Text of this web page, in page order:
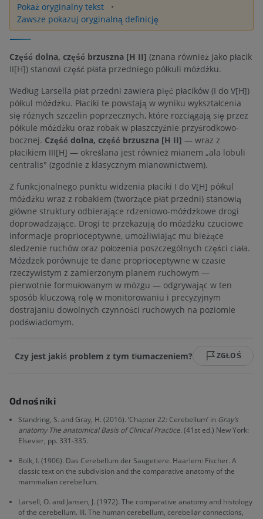
Pokaż oryginalny tekst
Zawsze pokazuj oryginalną definicję
Część dolna, część brzuszna [H II] (znana również jako płacik
II[H]) stanowi część płata przedniego półkuli móżdżku.
Według Larsella płat przedni zawiera pięć płacików (I do V[H])
półkul móżdżku. Płaciki te powstają w wyniku wykształcenia
się różnych szczelin poprzecznych, które rozciągają się przez
półkule móżdżku oraz robak w płaszczyźnie przyśrodkowo-
bocznej. Część dolna, część brzuszna [H II] — wraz z
płacikiem III[H] — określana jest również mianem „ala lobuli
centralis" (zgodnie z klasycznym mianownictwem).
Z funkcjonalnego punktu widzenia płaciki I do V[H] półkul
móżdżku wraz z robakiem (tworzące płat przedni) stanowią
główne struktury odbierające rdzeniowo-móżdżkowe drogi
doprowadzające. Drogi te przekazują do móżdżku czuciowe
informacje proprioceptywne, umożliwiając mu bieżące
śledzenie ruchów oraz położenia poszczególnych części ciała.
Móżdżek porównuje te dane proprioceptywne w czasie
rzeczywistym z zamierzonym planem ruchowym —
pierwotnie formułowanym w mózgu — odgrywając w ten
sposób kluczową rolę w monitorowaniu i precyzyjnym
dostrajaniu dowolnych czynności ruchowych na poziomie
podświadomym.
Czy jest jakiś problem z tym tłumaczeniem? ZGŁOŚ
Odnośniki
Standring, S. and Gray, H. (2016). ‘Chapter 22: Cerebellum’ in Gray’s
anatomy The anatomical Basis of Clinical Practice.(41st ed.) New York:
Elsevier, pp. 331-335.
Bolk, I. (1906). Das Cerebellum der Saugetiere. Haarlem: Fischer. A
classic text on the subdivision and the comparative anatomy of the
mammalian cerebellum.
Larsell, O. and Jansen, J. (1972). The comparative anatomy and histology
of the cerebellum. III. The human cerebellum, cerebellar connections,